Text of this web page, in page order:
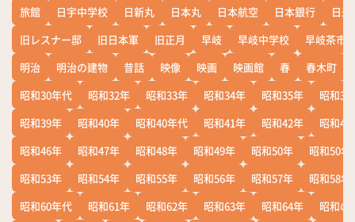
旅館
日宇中学校 日新丸 日本丸 日本航空 日本銀行
日
旧レスナー邸
旧日本軍 旧正月 早岐 早岐中学校
早岐茶市
明治
明治の建物 昔話 映像 映画 映画館 春 春木町
昭和30年代
昭和32年 昭和33年 昭和34年 昭和35年
昭和36
昭和39年
昭和40年 昭和40年代 昭和41年 昭和42年
昭和43
昭和46年
昭和47年 昭和48年 昭和49年 昭和50年
昭和50年
昭和53年
昭和54年 昭和55年 昭和56年 昭和57年
昭和58年
昭和60年代
昭和61年 昭和62年 昭和63年 昭和64年
昭和の